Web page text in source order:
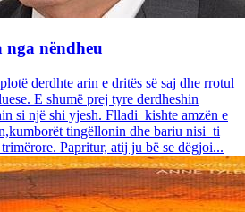
nga nëndheu
derdhte arin e dritës së saj dhe rrotul
E shumë prej tyre derdheshin
si një shi yjesh. Flladi kishte amzën e
tingëllonin dhe bariu nisi ti
Papritur, atij ju bë se dëgjoi...